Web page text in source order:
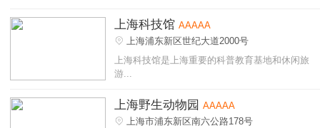
上海科技馆 AAAAA
上海浦东新区世纪大道2000号
上海科技馆是上海重要的科普教育基地和休闲旅
游...
上海野生动物园 AAAAA
上海市浦东新区南六公路178号